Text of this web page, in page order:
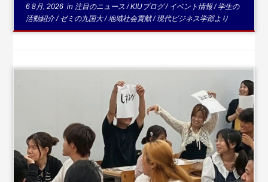
6 8月, 2026 in 注目のニュース/KIUブログ/ イベント情報/学生の
活動紹介/ゼミの九国大/地域社会貢献/現代ビジネス学部より
...続きを読む